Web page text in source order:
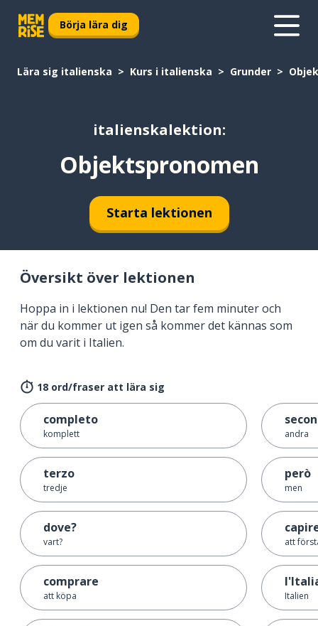
Börja lära dig
Lära sig italienska Kurs i italienska Grunder
italienskalektion:
Objektspronomen
Starta lektionen
Översikt över lektionen
Hoppa in i lektionen nu! Den tar fem minuter och
när du kommer ut igen så kommer det kännas som
om du varit i Italien.
18 ord/fraser att lära sig
completo
komplett
terzo
tredje
dove?
vart?
comprare
att köpa
andra
però
men
att
Italien